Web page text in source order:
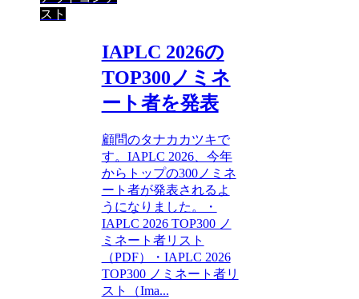
スト
IAPLC 2026の
TOP300ノミネ
ート者を発表
顧問のタナカカツキで
す。IAPLC 2026、今年
からトップの300ノミネ
ート者が発表されるよ
うになりました。・
IAPLC 2026 TOP300 ノ
ミネート者リスト
（PDF）・IAPLC 2026
TOP300 ノミネート者リ
スト（Ima...